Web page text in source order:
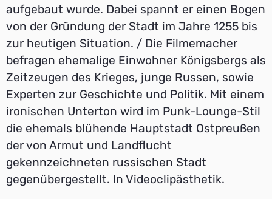
aufgebaut wurde. Dabei spannt er einen Bogen
von der Gründung der Stadt im Jahre 1255 bis
zur heutigen Situation. / Die Filmemacher
befragen ehemalige Einwohner Königsbergs als
Zeitzeugen des Krieges, junge Russen, sowie
Experten zur Geschichte und Politik. Mit einem
ironischen Unterton wird im Punk-Lounge-Stil
die ehemals blühende Hauptstadt Ostpreußen
der von Armut und Landflucht
gekennzeichneten russischen Stadt
gegenübergestellt. In Videoclipästhetik.